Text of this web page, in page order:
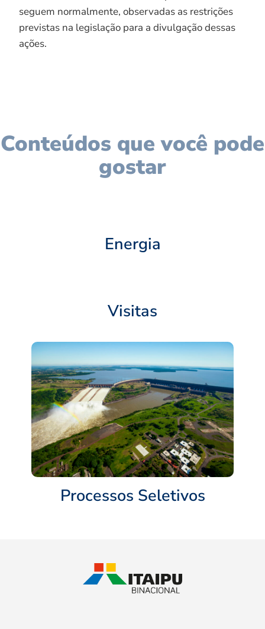
seguem normalmente, observadas as restrições
previstas na legislação para a divulgação dessas
ações.
Conteúdos que você pode
gostar
Energia
Visitas
Processos Seletivos